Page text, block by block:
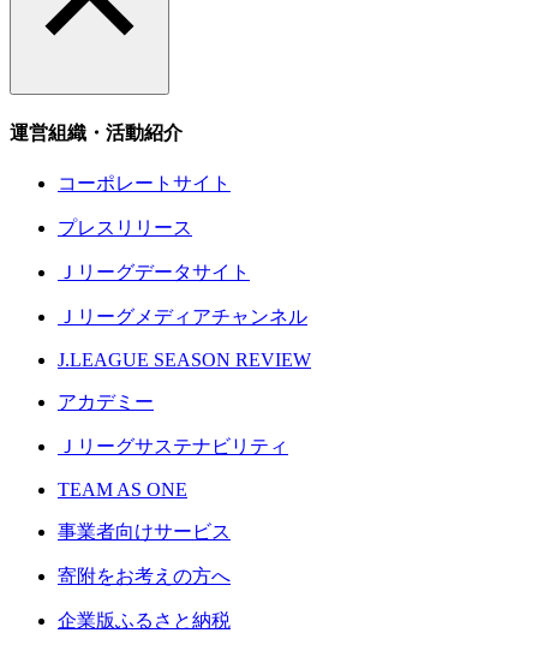
運営組織・活動紹介
コーポレートサイト
プレスリリース
Ｊリーグデータサイト
Ｊリーグメディアチャンネル
J.LEAGUE SEASON REVIEW
アカデミー
Ｊリーグサステナビリティ
TEAM AS ONE
事業者向けサービス
寄附をお考えの方へ
企業版ふるさと納税